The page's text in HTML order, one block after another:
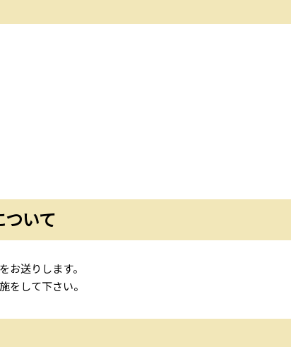
いて
お送りします。
をして下さい。